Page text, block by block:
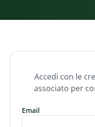
Accedi con le
associato per
Email